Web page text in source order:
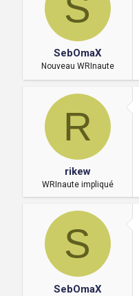
SebOmaX
Nouveau WRInaute
R
rikew
WRInaute impliqué
S
SebOmaX